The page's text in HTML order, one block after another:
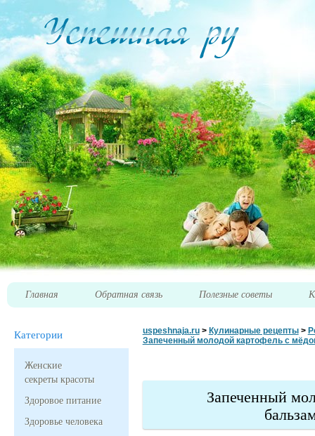
Главная Обратная связь Полезные советы
Категории
Женские
секреты красоты
Здоровое питание
Здоровье человека
uspeshnaja.ru> Кулинарные рецепты>
Запеченный молодой картофель с
Запеченный